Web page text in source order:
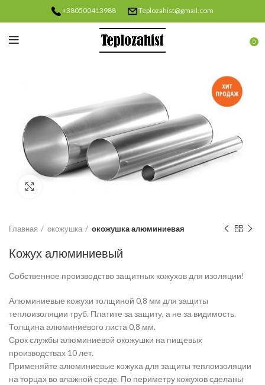
+380500413988 Teplozahist@gmail.com
0
Главная окожушка окожушка алюминиевая
Кожух алюминиевый
Собственное производство защитных кожухов для изоляции!
Алюминиевые кожухи толщиной 0,8 мм для защиты
теплоизоляции труб. Платите за защиту, а не за видимость.
Толщина алюминиевого листа 0,8 мм.
Срок службы алюминиевой окожушки на пищевых
производствах 10 лет.
Применяйте алюминиевые кожуха для защиты теплоизоляции
на торцах во влажной среде. По периметру кожухов сделаны